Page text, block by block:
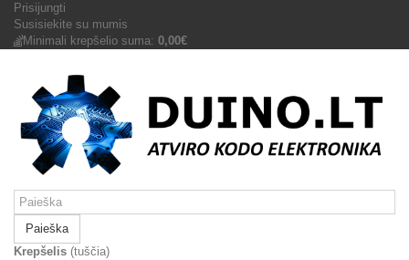
Prisijungti
Susisiekite su mumis
Minimali krepšelio suma: 0,00€
Paieška
Krepšelis (tuščia)